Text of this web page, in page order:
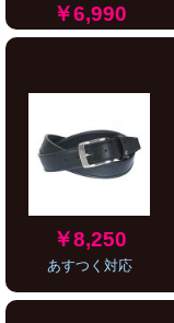
￥6,990
￥8,250
あすつく対応